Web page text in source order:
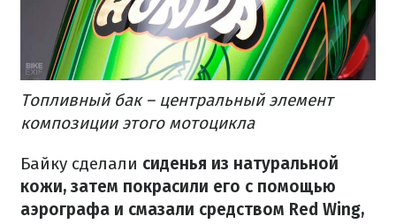
Топливный бак – центральный элемент
композиции этого мотоцикла
Байку сделали сиденья из натуральной
кожи, затем покрасили его с помощью
аэрографа и смазали средством Red Wing,